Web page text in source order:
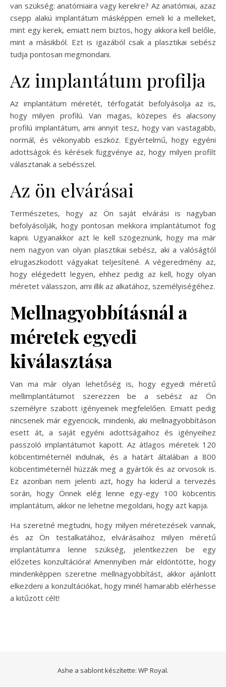
van szükség: anatómiaira vagy kerekre? Az anatómiai, azaz
csepp alakú implantátum másképpen emeli ki a melleket,
mint egy kerek, emiatt nem biztos, hogy akkora kell belőle,
mint a másikból. Ezt is igazából csak a plasztikai sebész
tudja pontosan megmondani.
Az implantátum profilja
Az implantátum méretét, térfogatát befolyásolja az is,
hogy milyen profilú. Van magas, közepes és alacsony
profilú implantátum, ami annyit tesz, hogy van vastagabb,
normál, és vékonyabb eszköz. Egyértelmű, hogy egyéni
adottságok és kérések függvénye az, hogy milyen profilt
választanak a sebésszel.
Az ön elvárásai
Természetes, hogy az Ön saját elvárási is nagyban
befolyásolják, hogy pontosan mekkora implantátumot fog
kapni. Ugyanakkor azt le kell szögeznünk, hogy ma már
nem nagyon van olyan plasztikai sebész, aki a valóságtól
elrugaszkodott vágyakat teljesítené. A végeredmény az,
hogy elégedett legyen, ehhez pedig az kell, hogy olyan
méretet válasszon, ami illik az alkatához, személyiségéhez.
Mellnagyobbításnál a
méretek egyedi
kiválasztása
Van ma már olyan lehetőség is, hogy egyedi méretű
mellimplantátumot szerezzen be a sebész az Ön
személyre szabott igényeinek megfelelően. Emiatt pedig
nincsenek már egyencicik, mindenki, aki mellnagyobbításon
esett át, a saját egyéni adottságaihoz és igényeihez
passzoló implantátumot kapott. Az átlagos méretek 120
köbcentiméternél indulnak, és a határt általában a 800
köbcentiméternél húzzák meg a gyártók és az orvosok is.
Ez azonban nem jelenti azt, hogy ha kiderül a tervezés
során, hogy Önnek elég lenne egy-egy 100 köbcentis
implantátum, akkor ne lehetne megoldani, hogy azt kapja.
Ha szeretné megtudni, hogy milyen méretezések vannak,
és az Ön testalkatához, elvárásaihoz milyen méretű
implantátumra lenne szükség, jelentkezzen be egy
előzetes konzultációra! Amennyiben már eldöntötte, hogy
mindenképpen szeretne mellnagyobbítást, akkor ajánlott
elkezdeni a konzultációkat, hogy minél hamarabb elérhesse
a kitűzött célt!
Ashe a sablont készítette: WP Royal.